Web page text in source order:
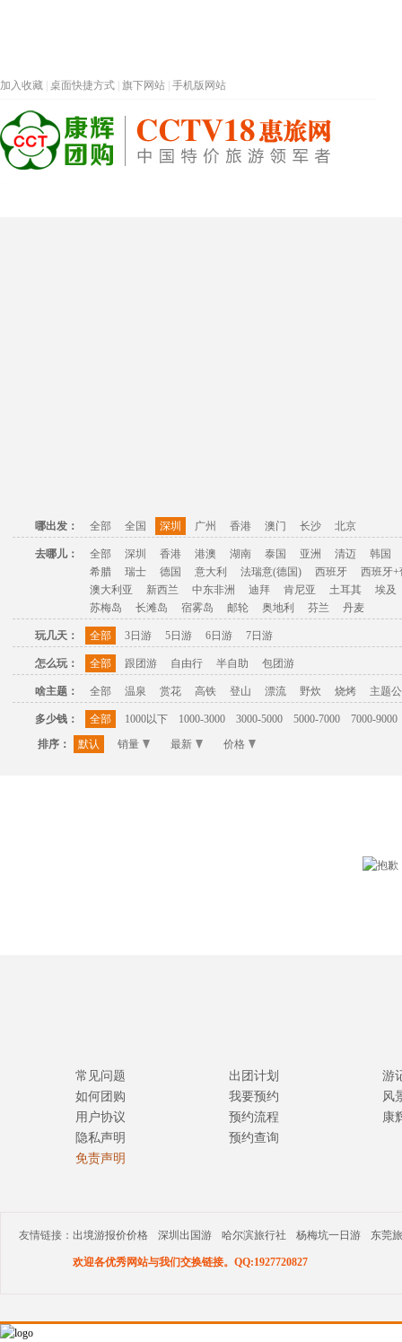
加入收藏 桌面快捷方式 旗下网站 手机版网站
哪出发： 全部 全国 深圳 广州 香港 澳门 长沙 北京
去哪儿： 全部 深圳 香港 港澳 湖南 泰国 亚洲 清迈
韩国
希腊
瑞士 德国 意大利 法瑞意(德国) 西班牙
西班牙+
澳大利亚
新西兰 中东非洲 迪拜 肯尼亚 土耳其
埃及
苏梅岛
长滩岛 宿雾岛 邮轮 奥地利 芬兰 丹麦
玩几天： 全部 3日游 5日游 6日游 7日游
怎么玩： 全部 跟团游 自由行 半自助 包团游
啥主题： 全部 温泉 赏花 高铁 登山 漂流 野炊 烧烤 主题
多少钱： 全部 1000以下 1000-3000 3000-5000 5000-7000
7000-9000
排序：
默认 销量 最新 价格
常见问题
如何团购
用户协议
隐私声明
免责声明
出团计划
我要预约
预约流程
预约查询
游
风
康
友情链接： 出境游报价价格 深圳出国游 哈尔滨旅行社 杨梅坑一日游 东莞
欢迎各优秀网站与我们交换链接。QQ:1927720827